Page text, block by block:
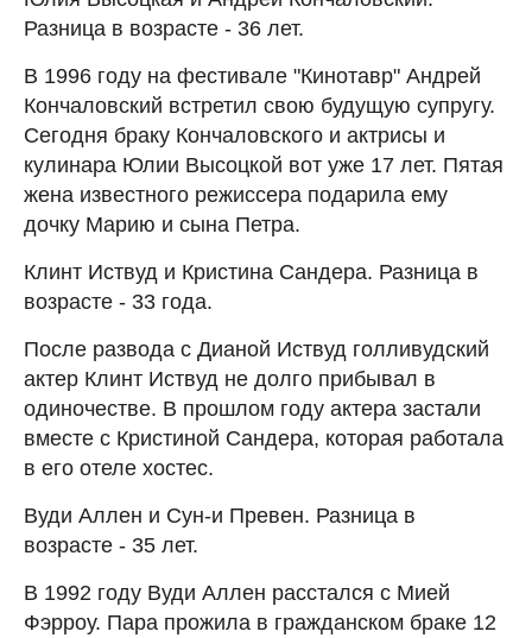
Разница в возрасте - 36 лет.
В 1996 году на фестивале "Кинотавр" Андрей
Кончаловский встретил свою будущую супругу.
Сегодня браку Кончаловского и актрисы и
кулинара Юлии Высоцкой вот уже 17 лет. Пятая
жена известного режиссера подарила ему
дочку Марию и сына Петра.
Клинт Иствуд и Кристина Сандера. Разница в
возрасте - 33 года.
После развода с Дианой Иствуд голливудский
актер Клинт Иствуд не долго прибывал в
одиночестве. В прошлом году актера застали
вместе с Кристиной Сандера, которая работала
в его отеле хостес.
Вуди Аллен и Сун-и Превен. Разница в
возрасте - 35 лет.
В 1992 году Вуди Аллен расстался с Мией
Фэрроу. Пара прожила в гражданском браке 12